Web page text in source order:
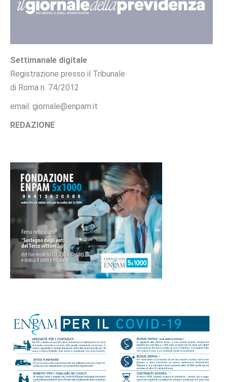
Settimanale digitale
Registrazione presso il Tribunale
di Roma n. 74/2012
email: giornale@enpam.it
REDAZIONE